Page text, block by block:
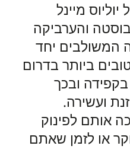
מיינל
והערביקה
יחד
ביותר בדרום
ובכך
ועשירה.
אותם לפינוק
או לזמן שאתם